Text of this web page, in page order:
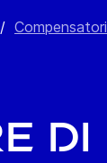
/ Compensatori
di